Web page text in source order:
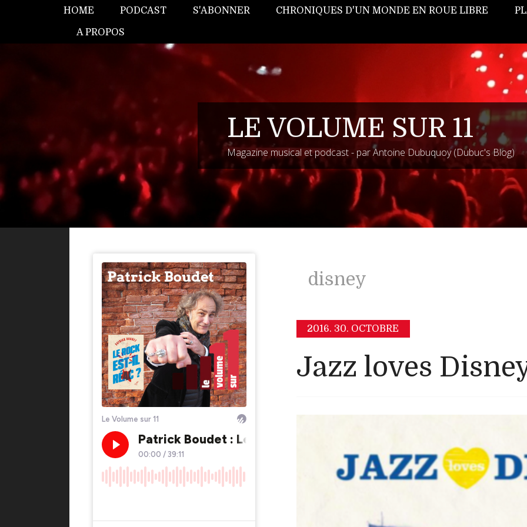
HOME PODCAST S'ABONNER CHRONIQUES D'UN MONDE EN ROUE LIBRE
A PROPOS
LE VOLUME SUR 11
Magazine musical et podcast - par Antoine Dubuquoy (Dubuc's Blog)
disney
2016. 30. OCTOBRE
Jazz loves